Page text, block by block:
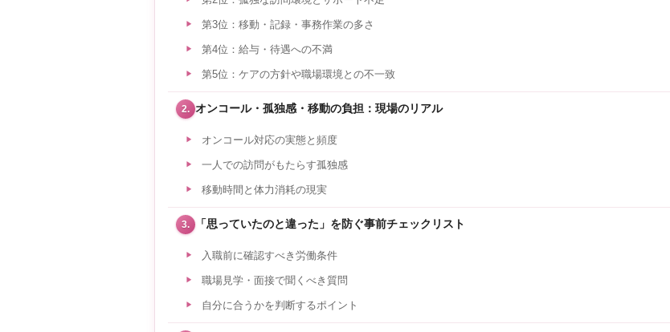
第3位：移動・記録・事務作業の多さ
第4位：給与・待遇への不満
第5位：ケアの方針や職場環境との不一致
2. オンコール・孤独感・移動の負担：現場のリアル
オンコール対応の実態と頻度
一人での訪問がもたらす孤独感
移動時間と体力消耗の現実
3. 「思っていたのと違った」を防ぐ事前チェックリスト
入職前に確認すべき労働条件
職場見学・面接で聞くべき質問
自分に合うかを判断するポイント